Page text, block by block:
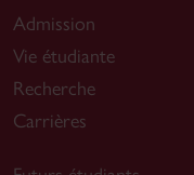
Admission
Vie étudiante
Recherche
Carrières